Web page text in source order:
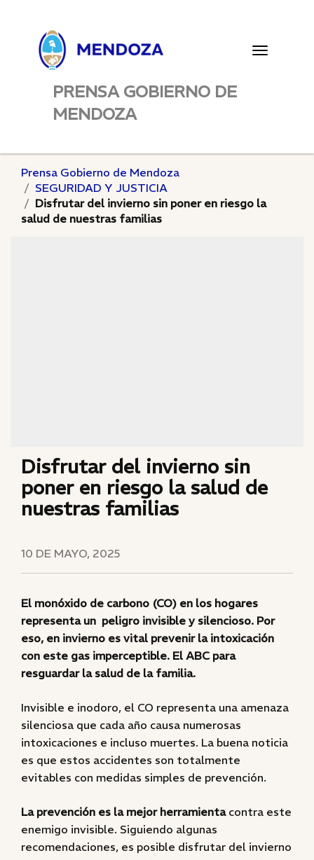
Toggle
PRENSA GOBIERNO DE
MENDOZA
Prensa Gobierno de Mendoza
SEGURIDAD Y JUSTICIA
Disfrutar del invierno sin poner en riesgo la
salud de nuestras familias
Disfrutar del invierno sin
poner en riesgo la salud de
nuestras familias
10 DE MAYO, 2025
El monóxido de carbono (CO) en los hogares
representa un peligro invisible y silencioso. Por
eso, en invierno es vital prevenir la intoxicación
con este gas imperceptible. El ABC para
resguardar la salud de la familia.
Invisible e inodoro, el CO representa una amenaza
silenciosa que cada año causa numerosas
intoxicaciones e incluso muertes. La buena noticia
es que estos accidentes son totalmente
evitables con medidas simples de prevención.
La prevención es la mejor herramientacontra este
enemigo invisible. Siguiendo algunas
recomendaciones, es posible disfrutar del invierno